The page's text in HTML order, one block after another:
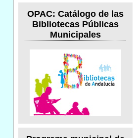
OPAC: Catálogo de las
Bibliotecas Públicas
Municipales